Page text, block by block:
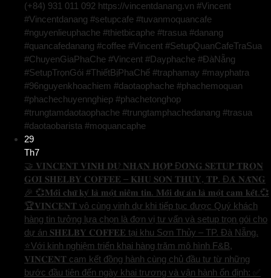
(+84) 931 011 092 https://vincentdanang.vn #Vincent
#Vincentdanang #setupcafe #tuvanmoquancafe
#nguyenlieuphache #thietbicaphe #trasua #danang
#quancafedanang #coffee #Vincent #SetupQuanCafeTraSua
#ChuyenGiaPhaChe #Vincent #Dayphache #ĐàNẵng
#SetupTrọnGói #ThiếtBịPhaChế #traphamay #mayphatra
#96nguyenkhoachiem #daotaophache #phachemoquan
#phachechuyennghiep #phachetonghop
#trungtamdaotaophache #trungtamphachedanang #trasua
#daotaobarista #moquancaphe
29
Th7
🤝 𝐕𝐈𝐍𝐂𝐄𝐍𝐓 𝐕𝐈𝐍𝐇 𝐃𝐔̛̣ 𝐍𝐇𝐀̣̂𝐍 𝐇𝐎̛̣𝐏 Đ𝐎̂̀𝐍𝐆 𝐒𝐄𝐓𝐔𝐏 𝐓𝐑𝐎̣𝐍
𝐆𝐎́𝐈 𝐒𝐇𝐄𝐋𝐁𝐘 𝐂𝐎𝐅𝐅𝐄𝐄 – 𝐊𝐇𝐔 𝐒𝐎̛𝐍 𝐓𝐇𝐔̉𝐘, 𝐓𝐏. Đ𝐀̀ 𝐍𝐀̆̃𝐍𝐆
🎉 💞𝐌𝐨̂̃𝐢 𝐜𝐡𝐮̛̃ 𝐤𝐲́ 𝐥𝐚̀ 𝐦𝐨̣̂𝐭 𝐧𝐢𝐞̂̀𝐦 𝐭𝐢𝐧. 𝐌𝐨̂̃𝐢 𝐝𝐮̛̣ 𝐚́𝐧 𝐥𝐚̀ 𝐦𝐨̣̂𝐭 𝐜𝐚𝐦 𝐤𝐞̂́𝐭.💞
🏆𝐕𝐈𝐍𝐂𝐄𝐍𝐓 vô cùng vinh dự khi tiếp tục được Quý khách
hàng tin tưởng lựa chọn là đơn vị tư vấn và setup trọn gói cho
dự án 𝐒𝐇𝐄𝐋𝐁𝐘 𝐂𝐎𝐅𝐅𝐄𝐄 tại khu Sơn Thủy – TP. Đà Nẵng.
⭐️Với kinh nghiệm triển khai hàng trăm mô hình F&B,
𝐕𝐈𝐍𝐂𝐄𝐍𝐓 cam kết đồng hành cùng chủ đầu tư từ những
bước đầu tiên đến ngày khai trương và vận hành ổn định: ✅